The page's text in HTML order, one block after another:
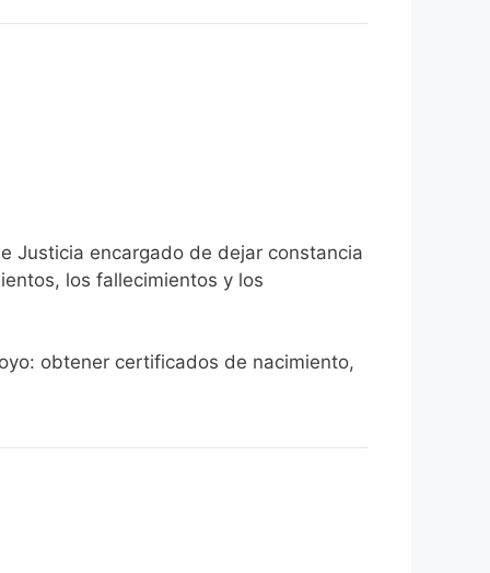
Justicia encargado de dejar constancia
los fallecimientos y los
obtener certificados de nacimiento,